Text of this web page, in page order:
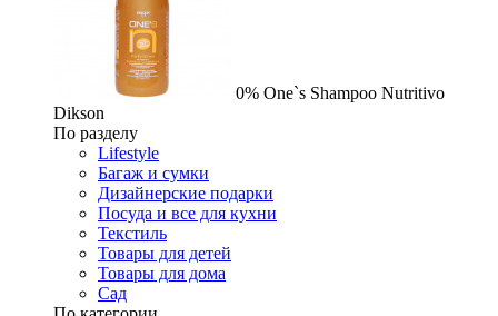
0% One`s Shampoo Nutritivo
Dikson
По разделу
Lifestyle
Багаж и сумки
Дизайнерские подарки
Посуда и все для кухни
Текстиль
Товары для детей
Товары для дома
Сад